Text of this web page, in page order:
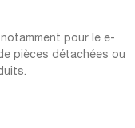
pour le e-
pièces détachées ou